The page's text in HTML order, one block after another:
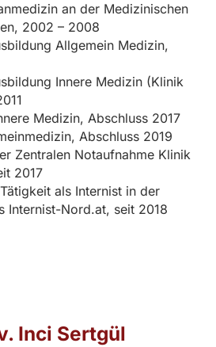
an der Medizinischen
2002 – 2008
Allgemein Medizin,
Innere Medizin (Klinik
Medizin, Abschluss 2017
Abschluss 2019
Zentralen Notaufnahme Klinik
2017
als Internist in der
Internist-Nord.at, seit 2018
Inci Sertgül